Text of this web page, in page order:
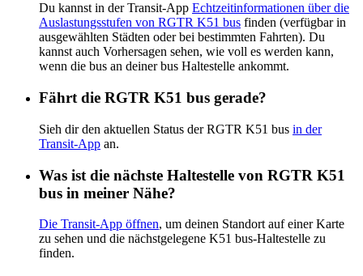
Du kannst in der Transit-App Echtzeitinformationen über die
Auslastungsstufen von RGTR K51 bus finden (verfügbar in
ausgewählten Städten oder bei bestimmten Fahrten). Du
kannst auch Vorhersagen sehen, wie voll es werden kann,
wenn die bus an deiner bus Haltestelle ankommt.
Fährt die RGTR K51 bus gerade?
Sieh dir den aktuellen Status der RGTR K51 bus in der
Transit-App an.
Was ist die nächste Haltestelle von RGTR K51
bus in meiner Nähe?
Die Transit-App öffnen, um deinen Standort auf einer Karte
zu sehen und die nächstgelegene K51 bus-Haltestelle zu
finden.